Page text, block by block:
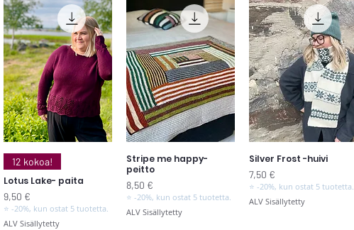
Pikakatselu
12 kokoa!
Lotus Lake- paita
Hinta
9,50 €
⭐ -20%, kun ostat 5 tuotetta.
ALV Sisällytetty
Pikakatselu
Stripe me happy-
peitto
Hinta
8,50 €
⭐ -20%, kun ostat 5 tuotetta.
ALV Sisällytetty
Pikakatselu
Silver Frost -huivi
Hinta
7,50 €
⭐ -20%, kun ostat 5 tuotetta.
ALV Sisällytetty